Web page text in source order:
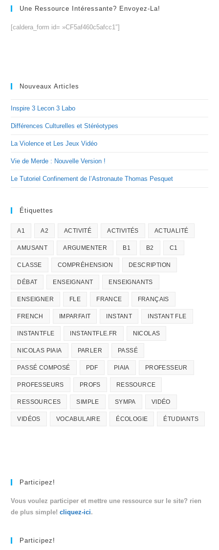
Une Ressource Intéressante? Envoyez-La!
[caldera_form id= »CF5af460c5afcc1″]
Nouveaux Articles
Inspire 3 Lecon 3 Labo
Différences Culturelles et Stéréotypes
La Violence et Les Jeux Vidéo
Vie de Merde : Nouvelle Version !
Le Tutoriel Confinement de l’Astronaute Thomas Pesquet
Étiquettes
A1 A2 ACTIVITÉ ACTIVITÉS ACTUALITÉ
AMUSANT ARGUMENTER B1 B2 C1
CLASSE COMPRÉHENSION DESCRIPTION
DÉBAT ENSEIGNANT ENSEIGNANTS
ENSEIGNER FLE FRANCE FRANÇAIS
FRENCH IMPARFAIT INSTANT INSTANT FLE
INSTANTFLE INSTANTFLE.FR NICOLAS
NICOLAS PIAIA PARLER PASSÉ
PASSÉ COMPOSÉ PDF PIAIA PROFESSEUR
PROFESSEURS PROFS RESSOURCE
RESSOURCES SIMPLE SYMPA VIDÉO
VIDÉOS VOCABULAIRE ÉCOLOGIE ÉTUDIANTS
Participez!
Vous voulez participer et mettre une ressource sur le site? rien
de plus simple!cliquez-ici.
Participez!